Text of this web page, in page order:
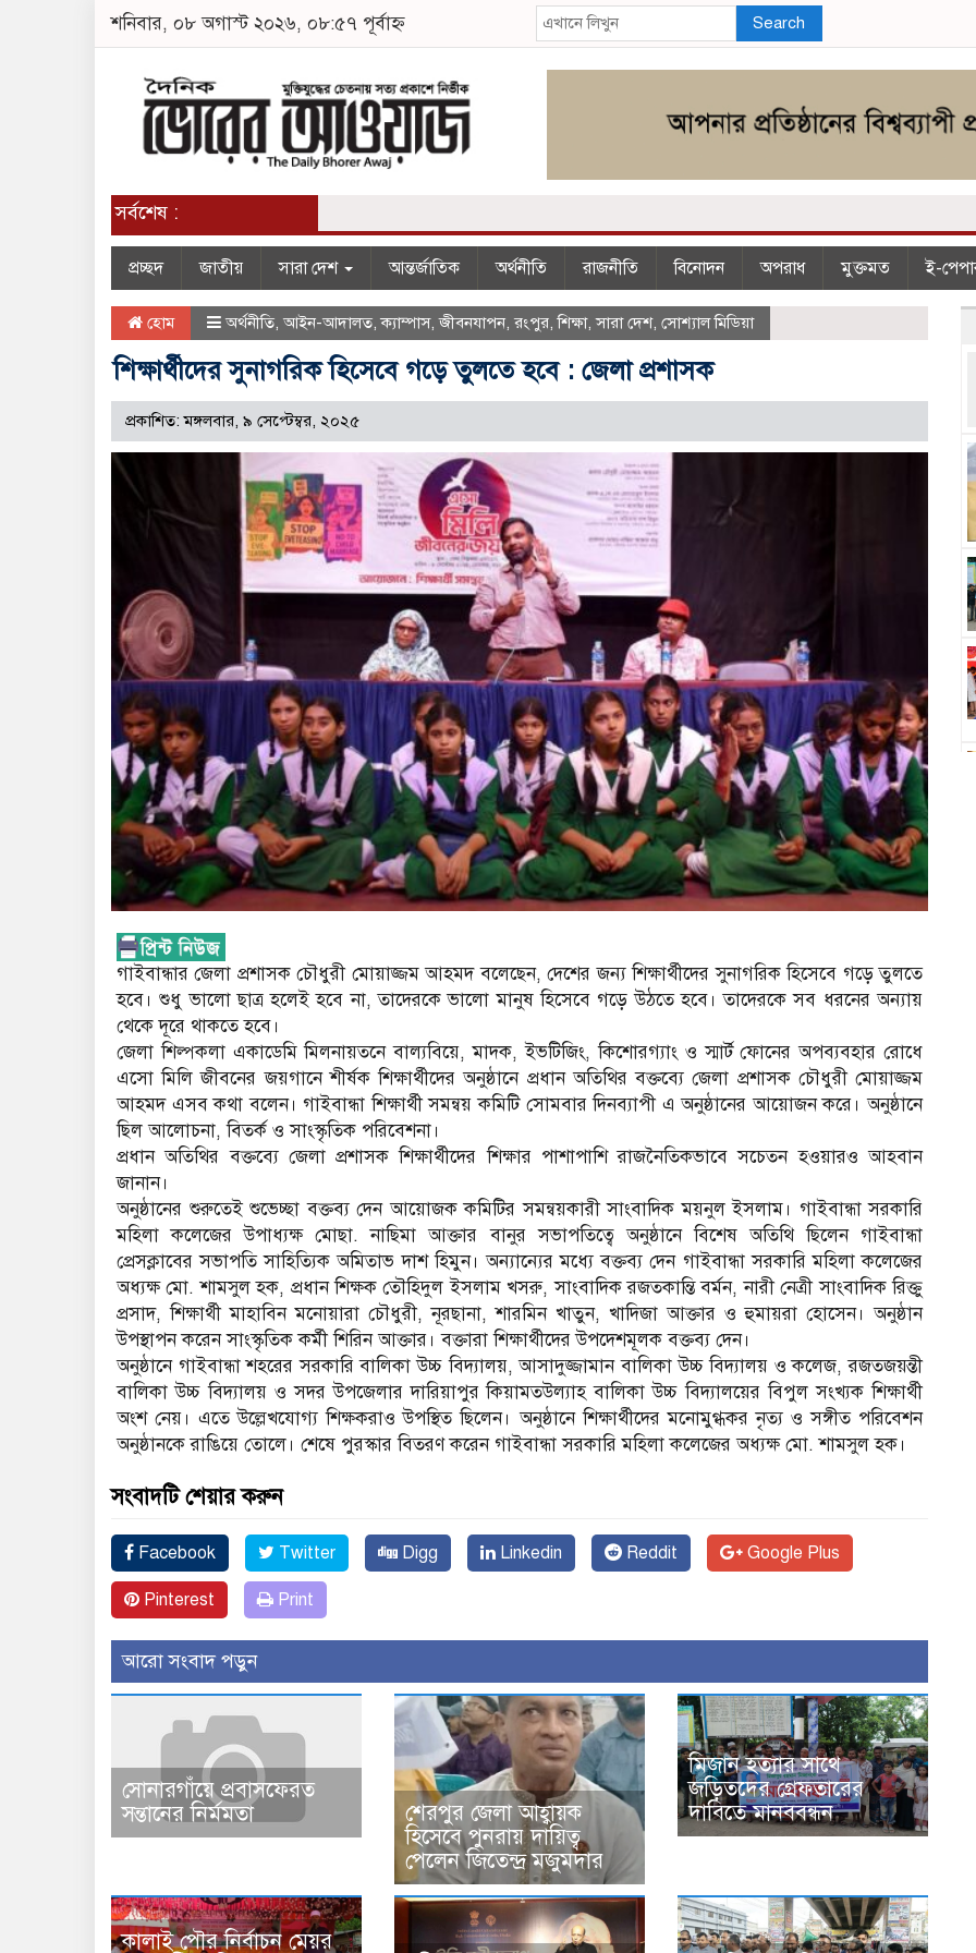
শনিবার, ০৮ অগাস্ট ২০২৬, ০৮:৫৭ পূর্বাহ্ন Search
সর্বশেষ :
প্রচ্ছদ জাতীয় সারা দেশ আন্তর্জাতিক অর্থনীতি রাজনীতি বিনোদন অপরাধ মুক্তমত ই-
হোম অর্থনীতি, আইন-আদালত,ক্যাম্পাস,জীবনযাপন, রংপুর,শিক্ষা,সারা দেশ, সোশ্যাল মিডিয়া
শিক্ষার্থীদের সুনাগরিক হিসেবে গড়ে তুলতে হবে : জেলা প্রশাসক
প্রকাশিত: মঙ্গলবার, ৯ সেপ্টেম্বর, ২০২৫
গাইবান্ধার জেলা প্রশাসক চৌধুরী মোয়াজ্জম আহমদ বলেছেন, দেশের জন্য শিক্ষার্থীদের সুনাগরিক হিসেবে গড়ে তুলতে
হবে। শুধু ভালো ছাত্র হলেই হবে না, তাদেরকে ভালো মানুষ হিসেবে গড়ে উঠতে হবে। তাদেরকে সব ধরনের অন্যায়
থেকে দূরে থাকতে হবে।
জেলা শিল্পকলা একাডেমি মিলনায়তনে বাল্যবিয়ে, মাদক, ইভটিজিং, কিশোরগ্যাং ও স্মার্ট ফোনের অপব্যবহার রোধে
এসো মিলি জীবনের জয়গানে শীর্ষক শিক্ষার্থীদের অনুষ্ঠানে প্রধান অতিথির বক্তব্যে জেলা প্রশাসক চৌধুরী মোয়াজ্জম
আহমদ এসব কথা বলেন। গাইবান্ধা শিক্ষার্থী সমন্বয় কমিটি সোমবার দিনব্যাপী এ অনুষ্ঠানের আয়োজন করে। অনুষ্ঠানে
ছিল আলোচনা, বিতর্ক ও সাংস্কৃতিক পরিবেশনা।
প্রধান অতিথির বক্তব্যে জেলা প্রশাসক শিক্ষার্থীদের শিক্ষার পাশাপাশি রাজনৈতিকভাবে সচেতন হওয়ারও আহবান
জানান।
অনুষ্ঠানের শুরুতেই শুভেচ্ছা বক্তব্য দেন আয়োজক কমিটির সমন্বয়কারী সাংবাদিক ময়নুল ইসলাম। গাইবান্ধা সরকারি
মহিলা কলেজের উপাধ্যক্ষ মোছা. নাছিমা আক্তার বানুর সভাপতিত্বে অনুষ্ঠানে বিশেষ অতিথি ছিলেন গাইবান্ধা
প্রেসক্লাবের সভাপতি সাহিত্যিক অমিতাভ দাশ হিমুন। অন্যান্যের মধ্যে বক্তব্য দেন গাইবান্ধা সরকারি মহিলা কলেজের
অধ্যক্ষ মো. শামসুল হক, প্রধান শিক্ষক তৌহিদুল ইসলাম খসরু, সাংবাদিক রজতকান্তি বর্মন, নারী নেত্রী সাংবাদিক রিক্তু
প্রসাদ, শিক্ষার্থী মাহাবিন মনোয়ারা চৌধুরী, নূরছানা, শারমিন খাতুন, খাদিজা আক্তার ও হুমায়রা হোসেন। অনুষ্ঠান
উপস্থাপন করেন সাংস্কৃতিক কর্মী শিরিন আক্তার। বক্তারা শিক্ষার্থীদের উপদেশমূলক বক্তব্য দেন।
অনুষ্ঠানে গাইবান্ধা শহরের সরকারি বালিকা উচ্চ বিদ্যালয়, আসাদুজ্জামান বালিকা উচ্চ বিদ্যালয় ও কলেজ, রজতজয়ন্তী
বালিকা উচ্চ বিদ্যালয় ও সদর উপজেলার দারিয়াপুর কিয়ামতউল্যাহ বালিকা উচ্চ বিদ্যালয়ের বিপুল সংখ্যক শিক্ষার্থী
অংশ নেয়। এতে উল্লেখযোগ্য শিক্ষকরাও উপস্থিত ছিলেন। অনুষ্ঠানে শিক্ষার্থীদের মনোমুগ্ধকর নৃত্য ও সঙ্গীত পরিবেশন
অনুষ্ঠানকে রাঙিয়ে তোলে। শেষে পুরস্কার বিতরণ করেন গাইবান্ধা সরকারি মহিলা কলেজের অধ্যক্ষ মো. শামসুল হক।
সংবাদটি শেয়ার করুন
Facebook Twitter Digg Linkedin Reddit Google Plus
Pinterest Print
আরো সংবাদ পড়ুন
সোনারগাঁয়ে প্রবাসফেরত
সন্তানের নির্মমতা
শেরপুর জেলা আহ্বায়ক
হিসেবে পুনরায় দায়িত্ব
পেলেন জিতেন্দ্র মজুমদার
মিজান হত্যার সাথে
জড়িতদের গ্রেফতারের
দাবিতে মানববন্ধন
কালাই পৌর নির্বাচন মেয়র